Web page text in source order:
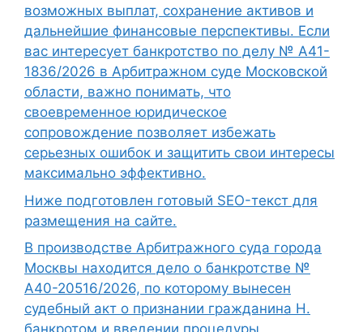
возможных выплат, сохранение активов и
дальнейшие финансовые перспективы. Если
вас интересует банкротство по делу № А41-
1836/2026 в Арбитражном суде Московской
области, важно понимать, что
своевременное юридическое
сопровождение позволяет избежать
серьезных ошибок и защитить свои интересы
максимально эффективно.
Ниже подготовлен готовый SEO-текст для
размещения на сайте.
В производстве Арбитражного суда города
Москвы находится дело о банкротстве №
А40-20516/2026, по которому вынесен
судебный акт о признании гражданина Н.